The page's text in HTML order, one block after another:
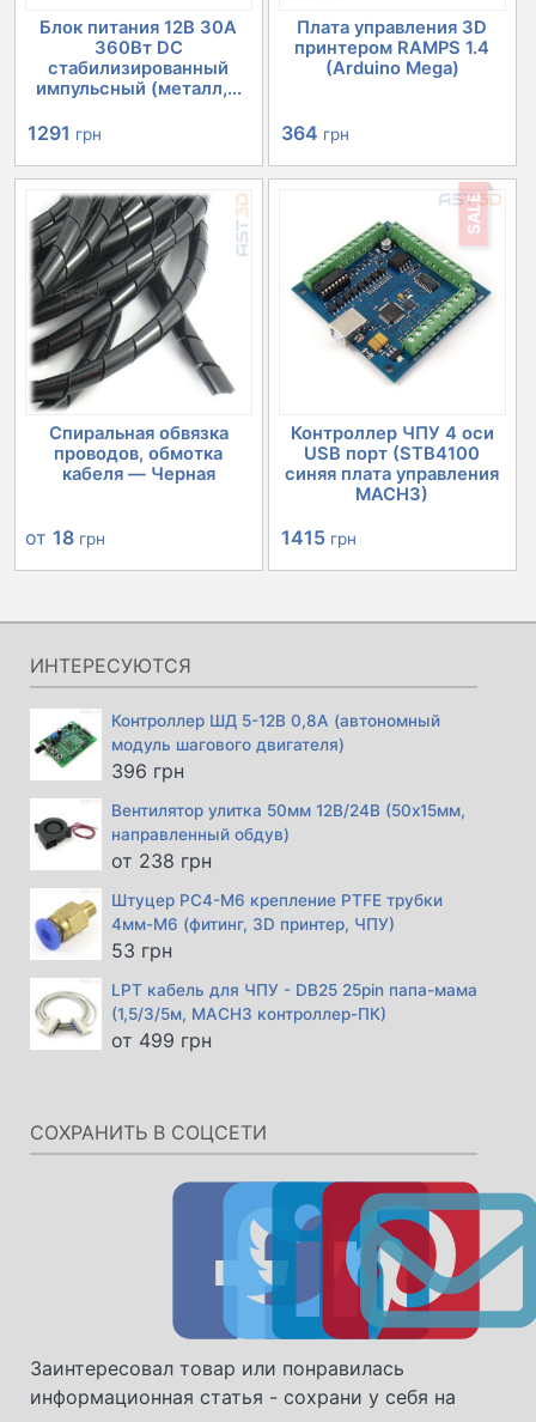
Блок питания 12В 30А
360Вт DC
стабилизированный
импульсный (металл,...
Первоначальная
цена
составляла
1351 грн.
1291 грн
цена:
1291 грн.
Плата управления 3D
принтером RAMPS 1.4
(Arduino Mega)
Первоначальная
цена
503 грн.
364 грн
цена:
364 грн.
Спиральная обвязка
проводов, обмотка
кабеля — Черная
от 18 грн
SALE
Контроллер ЧПУ 4 оси
USB порт (STB4100
синяя плата управления
MACH3)
Первоначальная
цена
составляла
1415 грн
цена:
1415 грн.
ИНТЕРЕСУЮТСЯ
Контроллер ШД 5-12В 0,8А (автономный
модуль шагового двигателя)
396 грн
Вентилятор улитка 50мм 12В/24В (50х15мм,
направленный обдув)
от 238 грн
Штуцер PC4-M6 крепление PTFE трубки
4мм-М6 (фитинг, 3D принтер, ЧПУ)
53 грн
LPT кабель для ЧПУ - DB25 25pin папа-мама
(1,5/3/5м, MACH3 контроллер-ПК)
от 499 грн
СОХРАНИТЬ В СОЦСЕТИ
Заинтересовал товар или понравилась
информационная статья - сохрани у себя на